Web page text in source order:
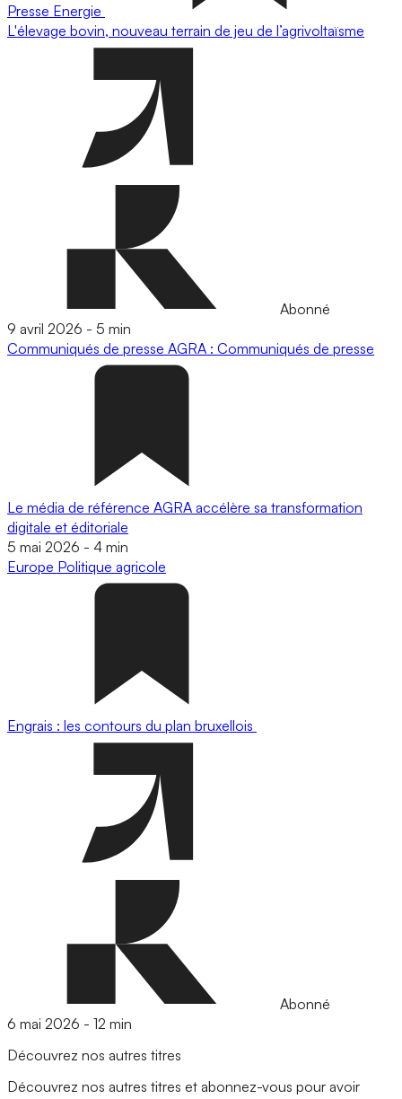
Presse Energie
L'élevage bovin, nouveau terrain de jeu de l’agrivoltaïsme
Abonné
9 avril 2026 - 5 min
Communiqués de presse AGRA : Communiqués de presse
Le média de référence AGRA accélère sa transformation
digitale et éditoriale
5 mai 2026 - 4 min
Europe Politique agricole
Engrais : les contours du plan bruxellois
Abonné
6 mai 2026 - 12 min
Découvrez nos autres titres
Découvrez nos autres titres et abonnez-vous pour avoir